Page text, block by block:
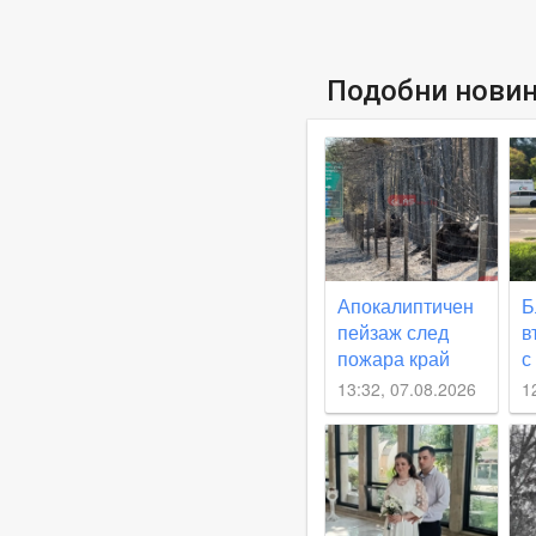
Подобни
Апокалиптичен
пейзаж след
пожара край
магистрала
“Тракия“
13:32, 07.08.2026